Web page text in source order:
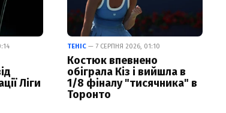
Ліги
ТЕНІС— 7 СЕРПНЯ 2026, 01:10
Костюк впевнено
обіграла Кіз і вийшла в
1/8 фіналу "тисячника" в
Торонто